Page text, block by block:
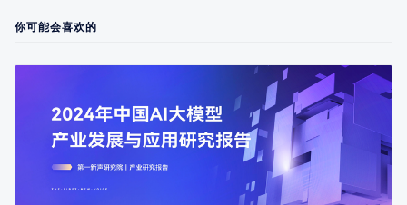
你可能会喜欢的